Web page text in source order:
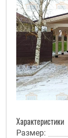
Характеристики
Размер: